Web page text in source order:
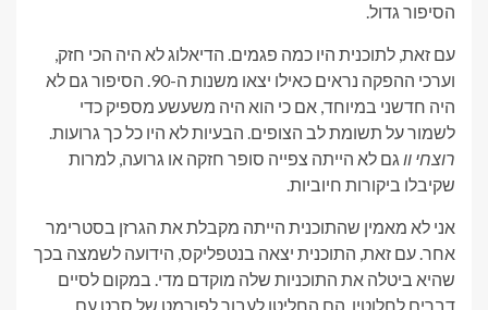
הסיפור גדול.
עם זאת, לתוכנית היו כמה פגמים. הדיאלוג לא היה הכי חזק,
וערכי ההפקה נראים כאילו יצאו משנות ה-90. הסיפור גם לא
היה חדשני במיוחד, אם כי הוא היה משעשע מספיק כדי
לשמור על תשומת לב הצופים. הבעיות לא היו כל כך גרועות.
רוצחי וו גם לא הייתה צפייה סופר חזקה או גרועה, למרות
שקיבלו ביקורות חיוביות.
אני לא מאמין שהתוכנית הייתה מקבלת את הגרזן בסטרימר
אחר. עם זאת, התוכנית יצאה בנטפליקס, הידועה לשמצה בכך
שהיא ביטלה את התוכניות שלה מוקדם מדי. במקום לסיים
דברים לחלוטין, הם החליטו לעבור לפורמט של סרט עם